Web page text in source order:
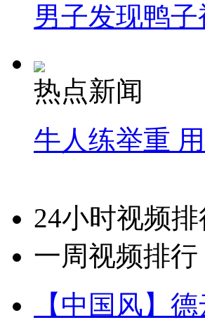
男子发现鸭
热点新闻
牛人练举重
24小时视频排
一周视频排行
【中国风】